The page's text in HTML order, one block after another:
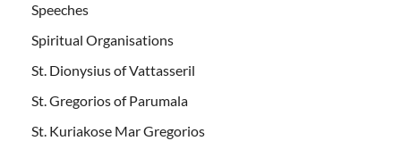
Speeches
Spiritual Organisations
St. Dionysius of Vattasseril
St. Gregorios of Parumala
St. Kuriakose Mar Gregorios